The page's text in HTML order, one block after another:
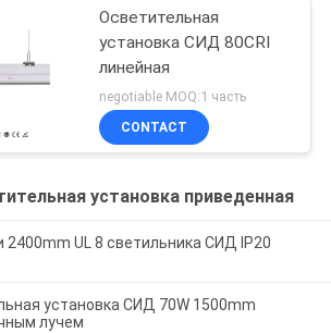
Осветительная
установка СИД 80CRI
линейная
negotiable MOQ:1 часть
CONTACT
установка приведенная
UL 8 светильника СИД IP20
установка СИД 70W 1500mm
лучем